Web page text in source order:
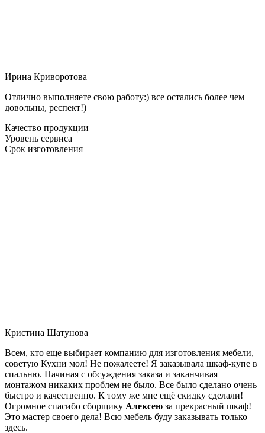
Ирина Криворотова
Отлично выполняете свою работу:) все остались более чем
довольны, респект!)
Качество продукции
Уровень сервиса
Срок изготовления
Кристина Шатунова
Всем, кто еще выбирает компанию для изготовления мебели,
советую Кухни мол! Не пожалеете! Я заказывала шкаф-купе в
спальню. Начиная с обсуждения заказа и заканчивая
монтажом никаких проблем не было. Все было сделано очень
быстро и качественно. К тому же мне ещё скидку сделали!
Огромное спасибо сборщику Алексею за прекрасный шкаф!
Это мастер своего дела! Всю мебель буду заказывать только
здесь.